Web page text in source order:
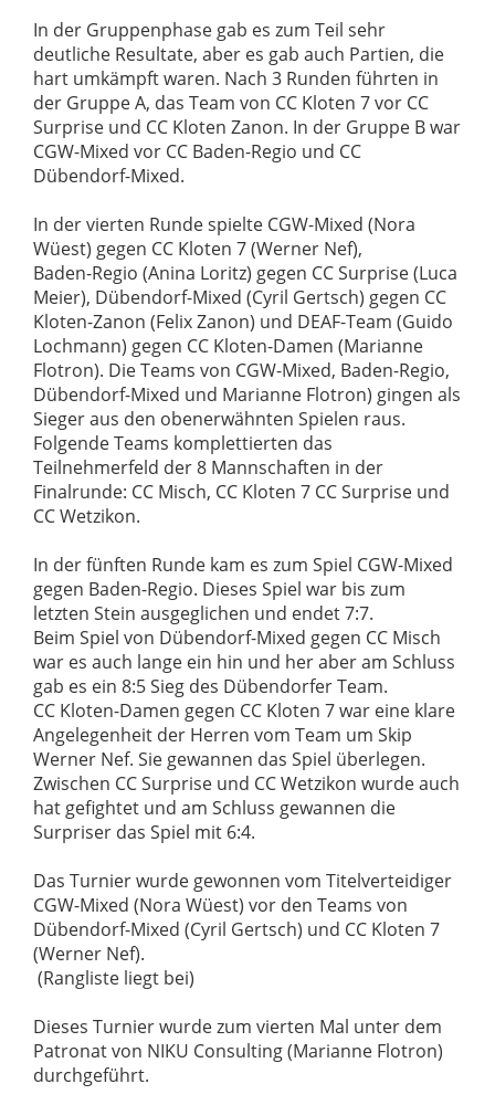
In der Gruppenphase gab es zum Teil sehr
deutliche Resultate, aber es gab auch Partien, die
hart umkämpft waren. Nach 3 Runden führten in
der Gruppe A, das Team von CC Kloten 7 vor CC
Surprise und CC Kloten Zanon. In der Gruppe B war
CGW-Mixed vor CC Baden-Regio und CC
Dübendorf-Mixed.
In der vierten Runde spielte CGW-Mixed (Nora
Wüest) gegen CC Kloten 7 (Werner Nef),
Baden-Regio (Anina Loritz) gegen CC Surprise (Luca
Meier), Dübendorf-Mixed (Cyril Gertsch) gegen CC
Kloten-Zanon (Felix Zanon) und DEAF-Team (Guido
Lochmann) gegen CC Kloten-Damen (Marianne
Flotron). Die Teams von CGW-Mixed, Baden-Regio,
Dübendorf-Mixed und Marianne Flotron) gingen als
Sieger aus den obenerwähnten Spielen raus.
Folgende Teams komplettierten das
Teilnehmerfeld der 8 Mannschaften in der
Finalrunde: CC Misch, CC Kloten 7 CC Surprise und
CC Wetzikon.
In der fünften Runde kam es zum Spiel CGW-Mixed
gegen Baden-Regio. Dieses Spiel war bis zum
letzten Stein ausgeglichen und endet 7:7.
Beim Spiel von Dübendorf-Mixed gegen CC Misch
war es auch lange ein hin und her aber am Schluss
gab es ein 8:5 Sieg des Dübendorfer Team.
CC Kloten-Damen gegen CC Kloten 7 war eine klare
Angelegenheit der Herren vom Team um Skip
Werner Nef. Sie gewannen das Spiel überlegen.
Zwischen CC Surprise und CC Wetzikon wurde auch
hat gefightet und am Schluss gewannen die
Surpriser das Spiel mit 6:4.
Das Turnier wurde gewonnen vom Titelverteidiger
CGW-Mixed (Nora Wüest) vor den Teams von
Dübendorf-Mixed (Cyril Gertsch) und CC Kloten 7
(Werner Nef).
(Rangliste liegt bei)
Dieses Turnier wurde zum vierten Mal unter dem
Patronat von NIKU Consulting (Marianne Flotron)
durchgeführt.